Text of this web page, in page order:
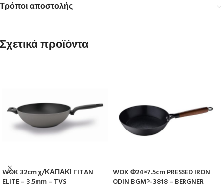
Τρόποι αποστολής
Σχετικά προϊόντα
WOK 32cm χ/ΚΑΠΑΚΙ TITAN
ELITE – 3.5mm – TVS
WOK Φ24×7.5cm PRESSED IRON
ODIN BGMP-3818 – BERGNER